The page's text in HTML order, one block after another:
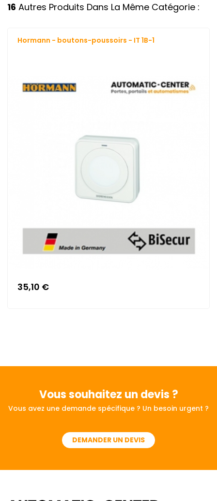
16 Autres Produits Dans La Même Catégorie :
Hormann - boutons-poussoirs - IT 1B-1
35,10 €
Vous souhaitez un devis ?
Vous avez une demande spécifique ? Un besoin urgent ?
DEMANDER UN DEVIS